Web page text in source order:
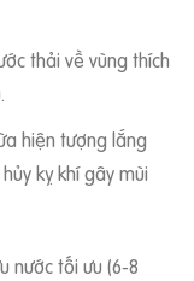
thải về vùng thích
hiện tượng lắng
kỵ khí gây mùi
nước tối ưu (6-8